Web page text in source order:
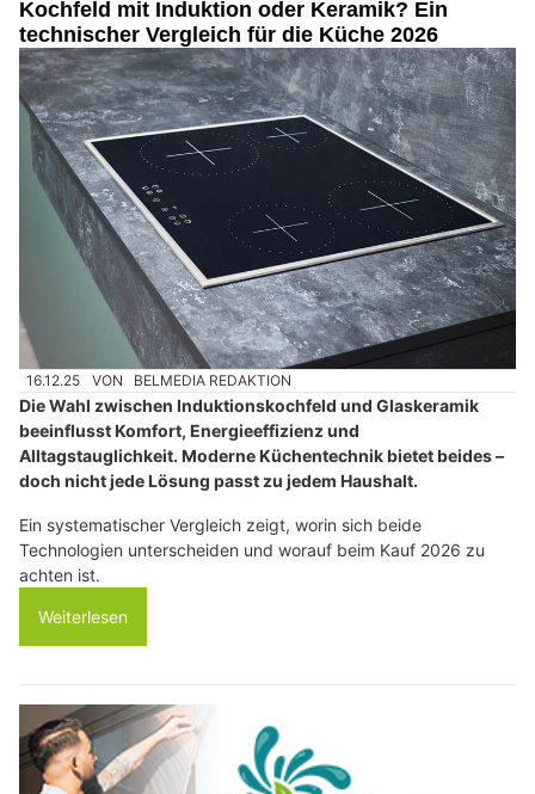
Kochfeld mit Induktion oder Keramik? Ein
technischer Vergleich für die Küche 2026
16.12.25 VON BELMEDIA REDAKTION
Die Wahl zwischen Induktionskochfeld und Glaskeramik
beeinflusst Komfort, Energieeffizienz und
Alltagstauglichkeit. Moderne Küchentechnik bietet beides –
doch nicht jede Lösung passt zu jedem Haushalt.
Ein systematischer Vergleich zeigt, worin sich beide
Technologien unterscheiden und worauf beim Kauf 2026 zu
achten ist.
Weiterlesen